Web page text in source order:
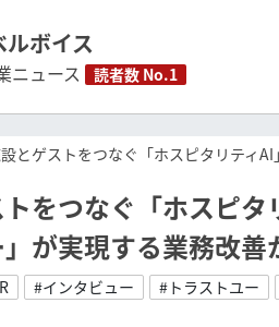
ルボイス
ニュース 読者数 No.1
とゲストをつなぐ「ホスピタリティ
をつなぐ「ホスピ
」が実現する業務改
#インタビュー #トラストユー